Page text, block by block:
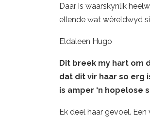
Daar is waarskynlik
ellende wat wêreldwyd
Eldaleen Hugo
Dit breek my hart om
dat dit vir haar so erg
is amper ‘n hopelose
Ek deel haar gevoel.